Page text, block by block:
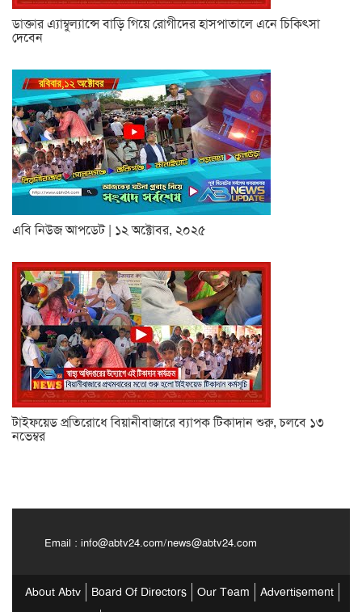
ডাক্তার এ্যাম্বুল্যান্সে বাড়ি গিয়ে রোগীদের হাসপাতালে এনে চিকিৎসা
দেবেন
এবি নিউজ আপডেট | ১২ অক্টোবর, ২০২৫
টাইফয়েড প্রতিরোধে বিয়ানীবাজারে ব্যাপক টিকাদান শুরু, চলবে ১৩
নভেম্বর
Email : info@abtv24.com/news@abtv24.com
About Abtv Board Of Directors Our Team
Advertisement